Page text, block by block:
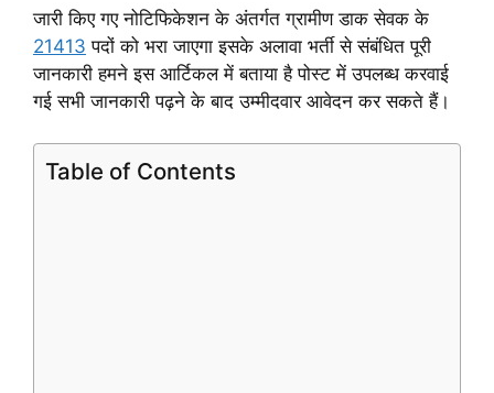
जारी किए गए नोटिफिकेशन के अंतर्गत ग्रामीण डाक सेवक के
21413 पदों को भरा जाएगाइसके अलावा भर्ती से संबंधित पूरी
जानकारी हमने इस आर्टिकल में बताया हैपोस्ट में उपलब्ध करवाई
गई सभी जानकारी पढ़ने के बाद उम्मीदवार आवेदन कर सकते हैं।
Table of Contents